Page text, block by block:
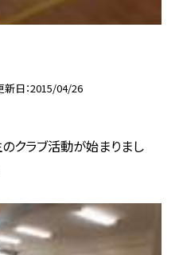
新日 2015/04/26
クラブ活動が始まりまし